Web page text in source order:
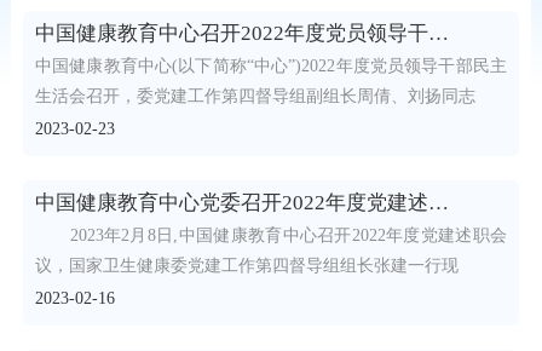
中国健康教育中心召开2022年度党员领导干部民主生活会
中国健康教育中心(以下简称“中心”)2022年度党员领导干部民主
生活会召开，委党建工作第四督导组副组长周倩、刘扬同志
2023-02-23
中国健康教育中心党委召开2022年度党建述职会议
2023年2月8日,中国健康教育中心召开2022年度党建述职会
议，国家卫生健康委党建工作第四督导组组长张建一行现
2023-02-16